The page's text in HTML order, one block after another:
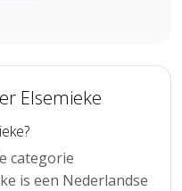
Elsemieke
categorie
is een Nederlandse